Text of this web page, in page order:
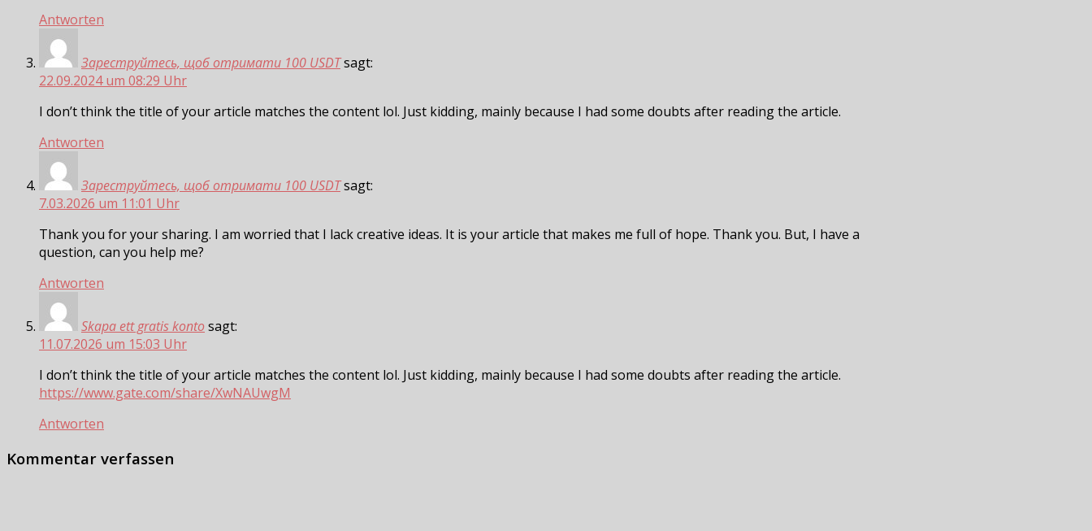
Antworten
Зареструйтесь, щоб отримати 100 USDTsagt:
22.09.2024 um 08:29 Uhr
I don’t think the title of your article matches the content lol. Just kidding, mainly because I had some doubts after reading the article.
Antworten
Зареструйтесь, щоб отримати 100 USDTsagt:
7.03.2026 um 11:01 Uhr
Thank you for your sharing. I am worried that I lack creative ideas. It is your article that makes me full of hope. Thank you. But, I have a
question, can you help me?
Antworten
Skapa ett gratis kontosagt:
11.07.2026 um 15:03 Uhr
I don’t think the title of your article matches the content lol. Just kidding, mainly because I had some doubts after reading the article.
https://www.gate.com/share/XwNAUwgM
Antworten
Kommentar verfassen